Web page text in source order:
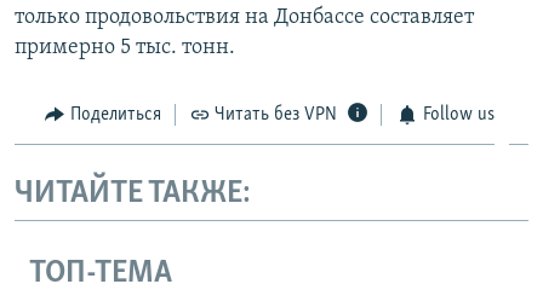
только продовольствия на Донбассе составляет
примерно 5 тыс. тонн.
Поделиться Читать без VPN Follow us
ЧИТАЙТЕ ТАКЖЕ:
ТОП-ТЕМА